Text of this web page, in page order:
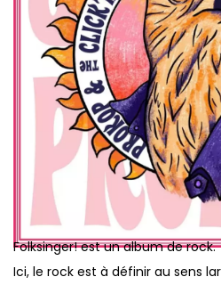
Folksinger! est un album de rock.
Ici, le rock est à définir au sens